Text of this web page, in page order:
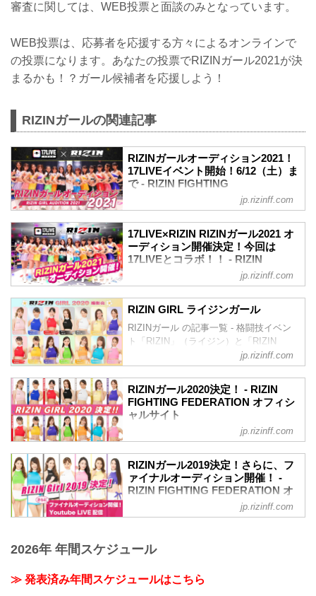
審査に関しては、WEB投票と面談のみとなっています。
WEB投票は、応募者を応援する方々によるオンラインで
の投票になります。あなたの投票でRIZINガール2021が決
まるかも！？ガール候補者を応援しよう！
RIZINガールの関連記事
RIZINガールオーディション2021！
17LIVEイベント開始！6/12（土）ま
で - RIZIN FIGHTING
FEDERATION オフィシャルサイト
【17LIVE×RIZIN RIZINガールオーディシ
ョン 2021】のオーディションオンライン
イベントがスタート！
リ「17LIVE（イチナナ）」とコラボレー
ション！17LIVE（イチナナ）アプリをダ
ウンロードして【17LIVE×RIZIN RIZINガ
ールオーディション 2021】に応募&ガー
ル候補者を応援しよう！
RIZINガールオーディション2021 概要
女性ライバー限定！最終オーディション
権利をGETして、RIZ...
jp.rizinff.com
17LIVE×RIZIN RIZINガール2021 オ
ーディション開催決定！今回は
17LIVEとコラボ！！ - RIZIN
FIGHTING FEDERATION オフィシ
ャルサイト
RIZINのリングを彩り盛り上げる
【17LIVE×RIZIN RIZINガールオーディシ
ョン 2021】の開催が決定！
今回のオーディションはライブ配信アプ
リ「17LIVE（イチナナ）」とコラボレー
ウンロードして【17LIVE×RIZIN RIZINガ
ールオーディション 2021】に応募しよ
う！
ン 2021 オーディション概要
今回は、「17LIVE」で実施！「17LIVE」
アプリ内のイベント...
jp.rizinff.com
RIZIN GIRL ライジンガール
RIZINガール の記事一覧 - 格闘技イベン
ト「RIZIN」（ライジン）と「RIZIN
FIGHTING FEDERATION」（ライジン
ファイティング フェデレーション）の情
報・加盟団体について発信していきま
す。
jp.rizinff.com
RIZINガール2020決定！ - RIZIN
FIGHTING FEDERATION オフィシ
ャルサイト
RIZINガール2020のメンバーが決定！熾
ーは計14名。初舞台は8月9日/10日にぴあ
アリーナMMにて開催される
RIZIN.22/RIZIN.23！リングを華麗に彩る
RIZINガール2020を応援しよう！
Twitter：@risaaa_0411
去年に引き続き継続することが出来て嬉
jp.rizinff.com
RIZINガール2019決定！さらに、フ
ァイナルオーディション開催！ -
RIZIN FIGHTING FEDERATION オ
バーは計7名。さらに、2019年7月12日
ルオーディションも開催！リングを華麗
に彩るRIZINガール2019を応援しよう！
jp.rizinff.com
2026年 年間スケジュール
≫ 発表済み年間スケジュールはこちら